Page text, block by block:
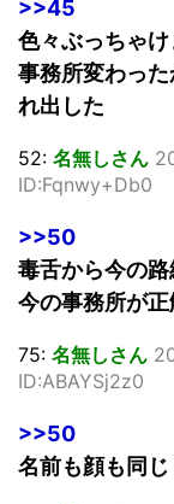
>>45
色々ぶっちゃ
事務所変わっ
れ出した
52: 名無しさん
ID:Fqnwy+Db0
>>50
毒舌から今の
今の事務所が
75: 名無しさん
ID:ABAYSj2z0
>>50
名前も顔も同じ